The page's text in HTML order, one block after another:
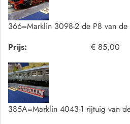
366=Marklin 3098-2 de P8 van de
Prijs:
€ 85,00
385A=Marklin 4043-1 rijtuig van